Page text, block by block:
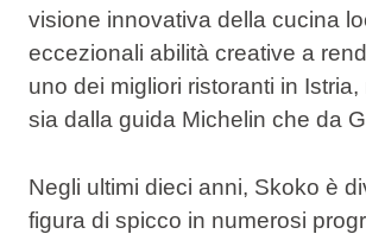
visione innovativa della cucina
eccezionali abilità creative a
uno dei migliori ristoranti in
sia dalla guida Michelin che da
Negli ultimi dieci anni, Skoko è
figura di spicco in numerosi